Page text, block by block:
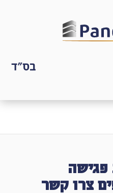
בס"ד
פגישה
צרו קשר